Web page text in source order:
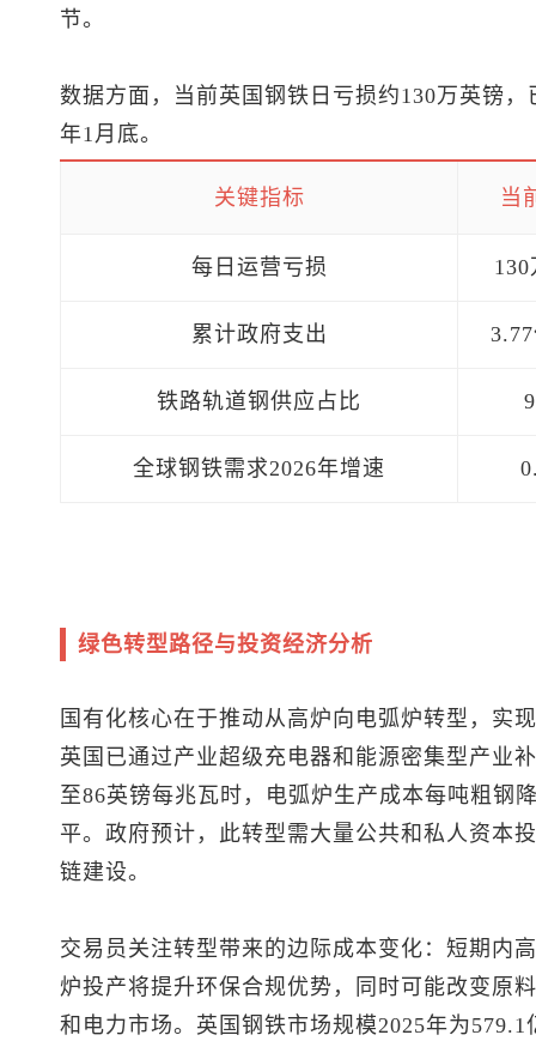
节。
数据方面，当前英国钢铁日亏损约130万英镑
年1月底。
关键指标 当
每日运营亏损
累计政府支出
铁路轨道钢供应占比
全球钢铁需求2026年增速
绿色转型路径与投资经济分析
国有化核心在于推动从高炉向电弧炉转型，实
英国已通过产业超级充电器和能源密集型产业
至86英镑每兆瓦时，电弧炉生产成本每吨粗钢
平。政府预计，此转型需大量公共和私人资本
链建设。
交易员关注转型带来的边际成本变化：短期内
炉投产将提升环保合规优势，同时可能改变原
和电力市场。英国钢铁市场规模2025年为